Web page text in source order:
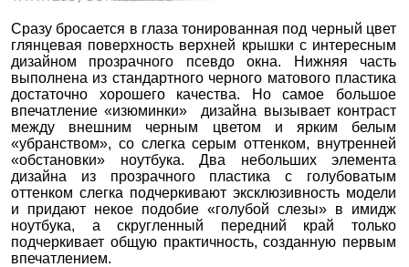
Сразу бросается в глаза тонированная под черный цвет
глянцевая поверхность верхней крышки с интересным
дизайном прозрачного псевдо окна. Нижняя часть
выполнена из стандартного черного матового пластика
достаточно хорошего качества. Но самое большое
впечатление «изюминки» дизайна вызывает контраст
между внешним черным цветом и ярким белым
«убранством», со слегка серым оттенком, внутренней
«обстановки» ноутбука. Два небольших элемента
дизайна из прозрачного пластика с голубоватым
оттенком слегка подчеркивают эксклюзивность модели
и придают некое подобие «голубой слезы» в имидж
ноутбука, а скругленный передний край только
подчеркивает общую практичность, созданную первым
впечатлением.